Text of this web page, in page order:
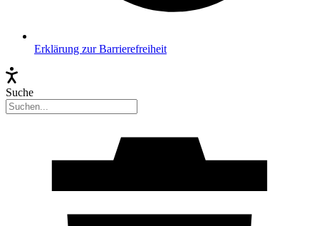
Erklärung zur Barrierefreiheit
Suche